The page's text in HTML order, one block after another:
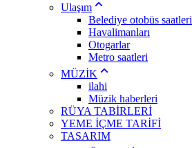
Ulaşım
Belediye otobüs saatleri
Havalimanları
Otogarlar
Metro saatleri
MÜZİK
ilahi
Müzik haberleri
RÜYA TABİRLERİ
YEME İÇME TARİFİ
TASARIM